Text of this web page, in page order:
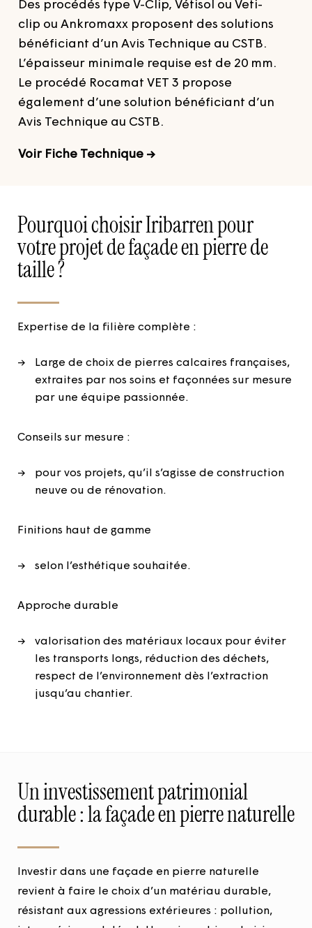
Des procédés type V-Clip, Vétisol ou Veti-
clip ou Ankromaxx proposent des solutions
bénéficiant d’un Avis Technique au CSTB.
L’épaisseur minimale requise est de 20 mm.
Le procédé Rocamat VET 3 propose
également d’une solution bénéficiant d’un
Avis Technique au CSTB.
Voir Fiche Technique →
Pourquoi choisir Iribarren pour
votre projet de façade en pierre de
taille ?
Expertise de la filière complète :
Large de choix de pierres calcaires françaises,
extraites par nos soins et façonnées sur mesure
par une équipe passionnée.
Conseils sur mesure :
pour vos projets, qu’il s’agisse de construction
neuve ou de rénovation.
Finitions haut de gamme
selon l’esthétique souhaitée.
Approche durable
valorisation des matériaux locaux pour éviter
les transports longs, réduction des déchets,
respect de l’environnement dès l’extraction
jusqu’au chantier.
Un investissement patrimonial
durable : la façade en pierre naturelle
Investir dans une façade en pierre naturelle
revient à faire le choix d’un matériau durable,
résistant aux agressions extérieures : pollution,